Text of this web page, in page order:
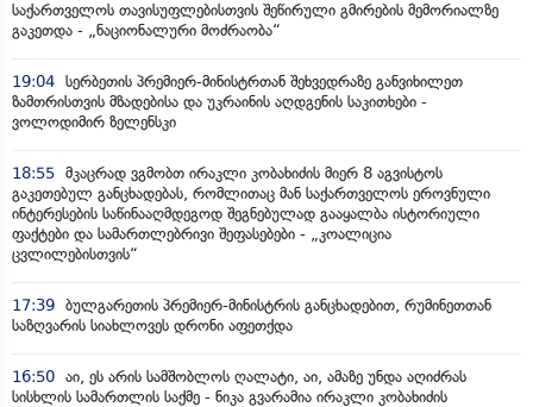
საქართველოს თავისუფლებისთვის შეწირული გმირების მემორიალზე
გაკეთდა - „ნაციონალური მოძრაობა“
19:04 სერბეთის პრემიერ-მინისტრთან შეხვედრაზე განვიხილეთ
ზამთრისთვის მზადებისა და უკრაინის აღდგენის საკითხები -
ვოლოდიმირ ზელენსკი
18:55 მკაცრად ვგმობთ ირაკლი კობახიძის მიერ 8 აგვისტოს
გაკეთებულ განცხადებას, რომლითაც მან საქართველოს ეროვნული
ინტერესების საწინააღმდეგოდ შეგნებულად გააყალბა ისტორიული
ფაქტები და სამართლებრივი შეფასებები - „კოალიცია
ცვლილებისთვის“
17:39 ბულგარეთის პრემიერ-მინისტრის განცხადებით, რუმინეთთან
საზღვარის სიახლოვეს დრონი აფეთქდა
16:50 აი, ეს არის სამშობლოს ღალატი, აი, ამაზე უნდა აღიძრას
სისხლის სამართლის საქმე - ნიკა გვარამია ირაკლი კობახიძის